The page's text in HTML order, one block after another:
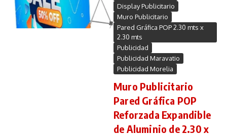
Display Publicitario
Muro Publicitario
Pared Gráfica POP 2.30 mts x
2.30 mts
Publicidad
Publicidad Maravatio
Publicidad Morelia
Muro Publicitario
Pared Gráfica POP
Reforzada Expandible
de Aluminio de 2.30 x